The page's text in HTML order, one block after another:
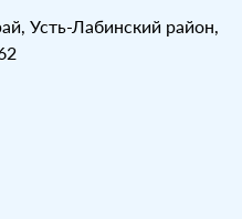
Усть-Лабинский район,